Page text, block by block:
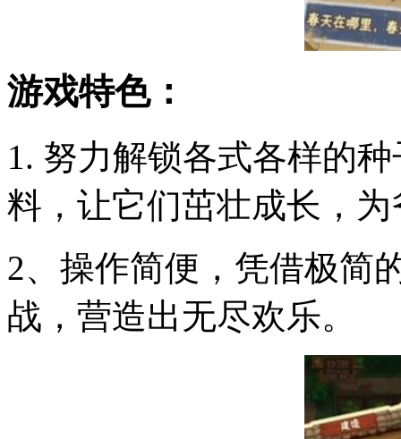
游戏特色：
1. 努力解锁各式各样的
料，让它们茁壮成长，
2、操作简便，凭借极简
战，营造出无尽欢乐。